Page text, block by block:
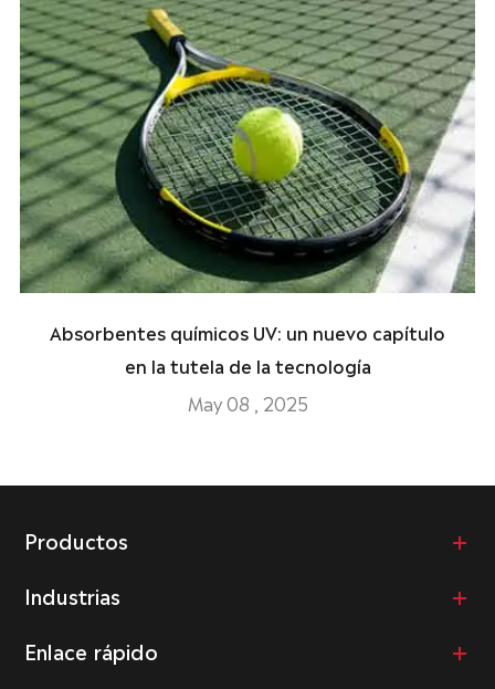
Absorbentes químicos UV: un nuevo capítulo
en la tutela de la tecnología
May 08 , 2025
Productos
Industrias
Enlace rápido